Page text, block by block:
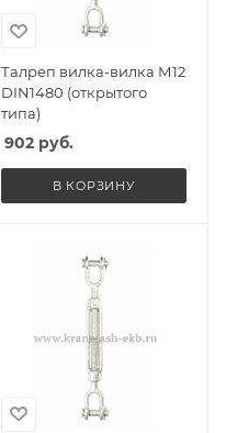
Талреп вилка-вилка М12
DIN1480 (открытого
типа)
902руб.
В КОРЗИНУ